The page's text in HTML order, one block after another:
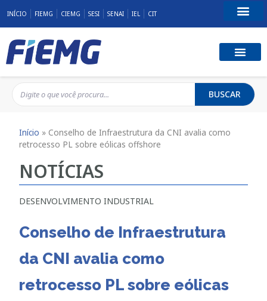
INÍCIO FIEMG CIEMG SESI SENAI IEL CIT
BUSCAR
Início » Conselho de Infraestrutura da CNI avalia como
retrocesso PL sobre eólicas offshore
NOTÍCIAS
DESENVOLVIMENTO INDUSTRIAL
Conselho de Infraestrutura
da CNI avalia como
retrocesso PL sobre eólicas